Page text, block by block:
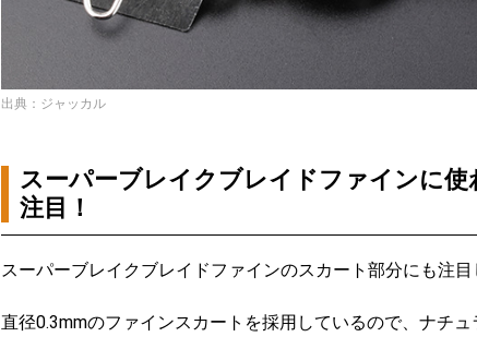
出典：ジャッカル
スーパーブレイクブレイドファインに
注目！
スーパーブレイクブレイドファインのスカート部分にも注目
直径0.3mmのファインスカートを採用しているので、ナチ